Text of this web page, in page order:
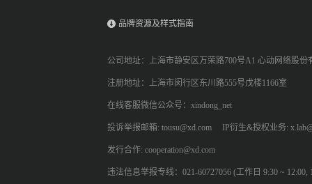
品牌资源及样式指南
公司地址：上海市静安区万荣路700号A1 心动网络股份
注册地址：上海市闵行区东川路555号戊楼1166室
在线客服微信公众号：xindong_net
投诉举报邮箱: tousu@xd.com IP衍生&授权业务:
发行合作: cooperation@xd.com
违法信息举报专线：021-60727056 (工作日 9:30 ~ 12:00,